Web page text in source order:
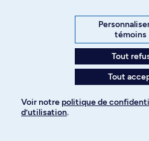
Recevez nos trucs et
l’admission et les études
témoins
Tout
Tout
Voir notre politique de
d’utilisation.